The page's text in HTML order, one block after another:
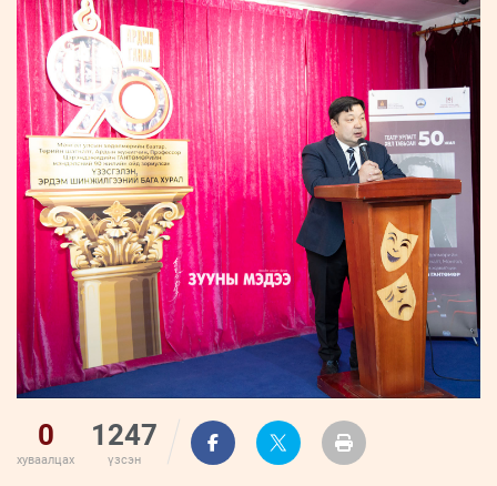
Бүртгүүлэх
Нэвтрэх
Бизнес
хөгжил
Leaderships
forum
ФОТО
УРЛАГ
ҮНДЭСНИЙ
МЭДЭЭЛЛИЙН
ТӨВ
ВИДЕО
ZUUNII
MEDEE
WEEKLY
0
хуваалцах
1247
үзсэн